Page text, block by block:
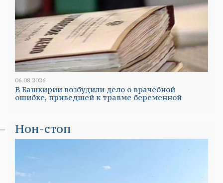
06.08.2026
В Башкирии возбудили дело о врачебной
ошибке, приведшей к травме беременной
Нон-стоп